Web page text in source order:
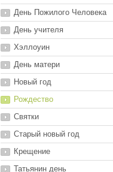
День Пожилого Человека
День учителя
Хэллоуин
День матери
Новый год
Рождество
Святки
Старый новый год
Крещение
Татьянин день